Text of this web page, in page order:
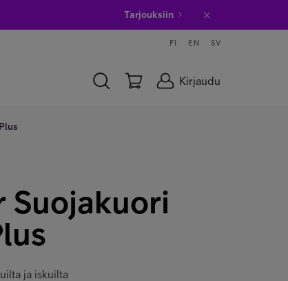
Tarjouksiin
FI EN SV
Kirjaudu
Suojakuori
ja iskuilta